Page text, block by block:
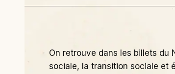
On retrouve dans les billets du
sociale, la transition sociale et